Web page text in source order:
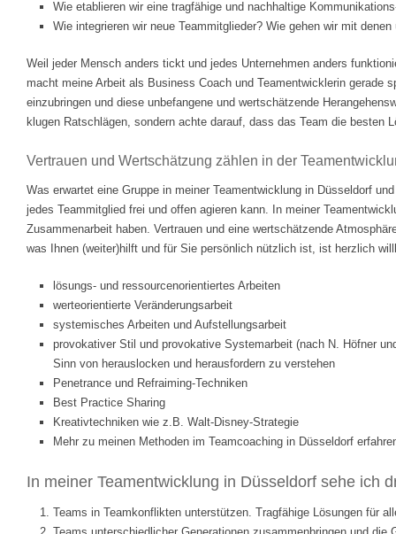
Wie etablieren wir eine tragfähige und nachhaltige
Wie integrieren wir neue Teammitglieder? Wie gehen wir mit
Weil jeder Mensch anders tickt und jedes Unternehmen anders
macht meine Arbeit als Business Coach und Teamentwicklerin gerade
einzubringen und diese unbefangene und wertschätzende
klugen Ratschlägen, sondern achte darauf, dass das Team die
Vertrauen und Wertschätzung zählen in der
Was erwartet eine Gruppe in meiner Teamentwicklung in Düsseldorf
jedes Teammitglied frei und offen agieren kann. In meiner
Zusammenarbeit haben. Vertrauen und eine wertschätzende
was Ihnen (weiter)hilft und für Sie persönlich nützlich ist, ist herzlich
lösungs- und ressourcenorientiertes Arbeiten
werteorientierte Veränderungsarbeit
systemisches Arbeiten und Aufstellungsarbeit
provokativer Stil und provokative Systemarbeit (nach N. Höfner
Sinn von herauslocken und herausfordern zu verstehen
Penetrance und Refraiming-Techniken
Best Practice Sharing
Kreativtechniken wie z.B. Walt-Disney-Strategie
Mehr zu meinen Methoden im Teamcoaching in Düsseldorf
In meiner Teamentwicklung in Düsseldorf sehe ich
Teams in Teamkonflikten unterstützen. Tragfähige Lösungen für